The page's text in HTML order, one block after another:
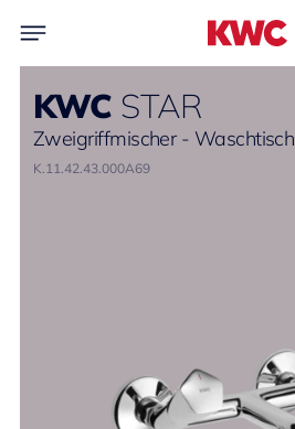
KWC STAR
Zweigriffmischer - Waschtisch
K.11.42.43.000A69